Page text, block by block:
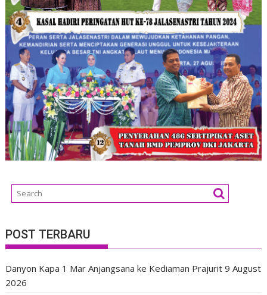
POST TERBARU
Danyon Kapa 1 Mar Anjangsana ke Kediaman Prajurit 9 August
2026